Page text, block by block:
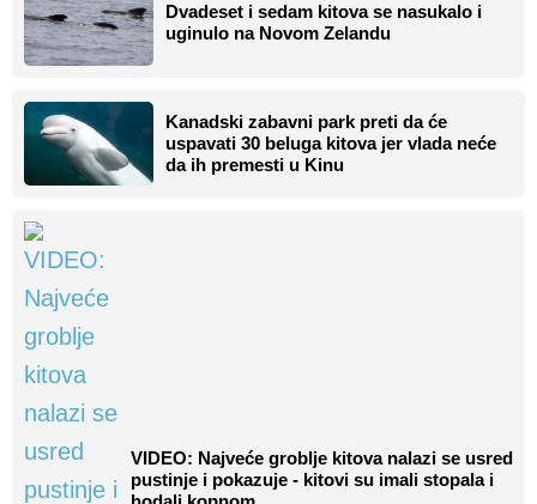
Dvadeset i sedam kitova se nasukalo i
uginulo na Novom Zelandu
Kanadski zabavni park preti da će
uspavati 30 beluga kitova jer vlada neće
da ih premesti u Kinu
VIDEO: Najveće groblje kitova nalazi se usred
pustinje i pokazuje - kitovi su imali stopala i